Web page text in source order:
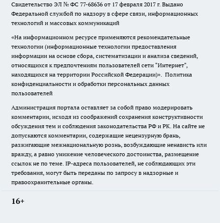
Свидетельство ЭЛ № ФС 77-68636 от 17 февраля 2017 г. Выдано
Федеральной службой по надзору в сфере связи, информационных
технологий и массовых коммуникаций
«На информационном ресурсе применяются рекомендательные
технологии (информационные технологии предоставления
информации на основе сбора, систематизации и анализа сведений,
относящихся к предпочтениям пользователей сети "Интернет",
находящихся на территории Российской Федерации)». Политика
конфиденциальности и обработки персональных данных
пользователей
Администрация портала оставляет за собой право модерировать
комментарии, исходя из соображений сохранения конструктивности
обсуждения тем и соблюдения законодательства РФ и РК. На сайте не
допускаются комментарии, содержащие нецензурную брань,
разжигающие межнациональную рознь, возбуждающие ненависть или
вражду, а равно унижение человеческого достоинства, размещение
ссылок не по теме. IP-адреса пользователей, не соблюдающих эти
требования, могут быть переданы по запросу в надзорные и
правоохранительные органы.
16+